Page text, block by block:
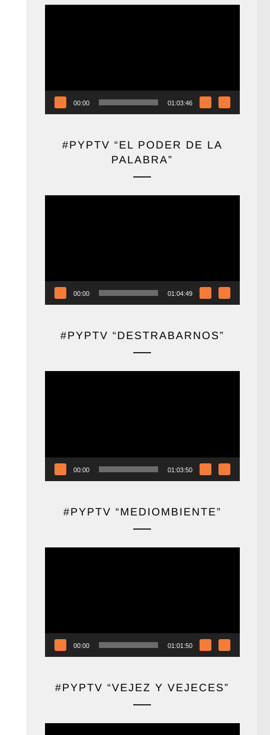
00:00 01:03:46
#PYPTV “EL PODER DE LA
PALABRA”
00:00 01:04:49
#PYPTV “DESTRABARNOS”
00:00 01:03:50
#PYPTV “MEDIOMBIENTE”
00:00 01:01:50
#PYPTV “VEJEZ Y VEJECES”